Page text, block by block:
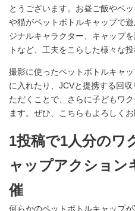
とうございます。お昼ご飯やペ
や猫がペットボトルキャップで
ジナルキャラクター、キャップ
トなど、工夫をこらした様々な
撮影に使ったペットボトルキャ
に入れたり、JCVと提携する回
ただくことで、さらに子どもワ
ます。ぜひ、こちらもよろしくお
1投稿で1人分のワ
ャップアクション
催
何らかのペットボトルキャップ